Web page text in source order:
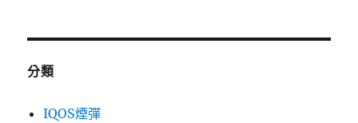
分類
IQOS煙彈